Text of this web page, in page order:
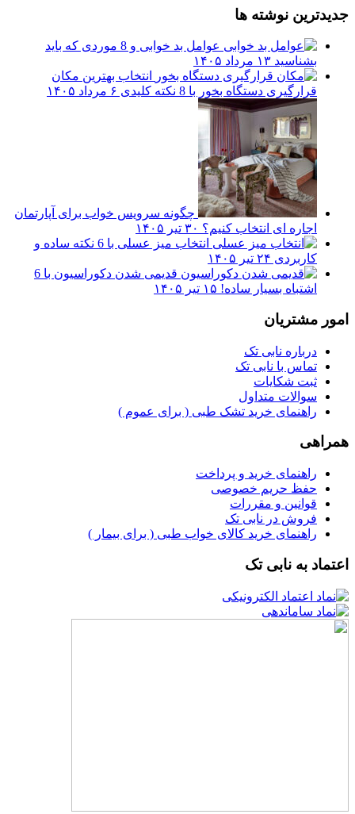
جدیدترین نوشته ها
عوامل بد خوابی و 8 موردی که باید
بشناسید ۱۳ مرداد ۱۴۰۵
انتخاب بهترین مکان
قرارگیری دستگاه بخور با 8 نکته کلیدی
۶ مرداد ۱۴۰۵
چگونه سرویس خواب برای آپارتمان
اجاره ای انتخاب کنیم؟ ۳۰ تیر ۱۴۰۵
انتخاب میز عسلی با 6 نکته ساده و
کاربردی ۲۴ تیر ۱۴۰۵
قدیمی شدن دکوراسیون با 6
اشتباه بسیار ساده! ۱۵ تیر ۱۴۰۵
امور مشتریان
درباره نابی تک
تماس با نابی تک
ثبت شکایات
سوالات متداول
راهنمای خرید تشک طبی ( برای عموم )
همراهی
راهنمای خرید و پرداخت
حفظ حریم خصوصی
قوانین و مقررات
فروش در نابی تک
راهنمای خرید کالای خواب طبی ( برای بیمار )
اعتماد به نابی تک